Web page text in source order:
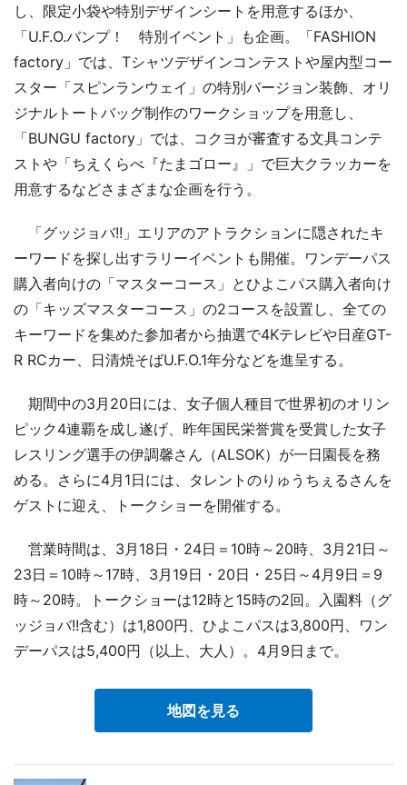
し、限定小袋や特別デザインシートを用意するほか、
「U.F.O.バンプ！ 特別イベント」も企画。「FASHION
factory」では、Tシャツデザインコンテストや屋内型コー
スター「スピンランウェイ」の特別バージョン装飾、オリ
ジナルトートバッグ制作のワークショップを用意し、
「BUNGU factory」では、コクヨが審査する文具コンテ
ストや「ちえくらべ『たまゴロー』」で巨大クラッカーを
用意するなどさまざまな企画を行う。
「グッジョバ!!」エリアのアトラクションに隠されたキ
ーワードを探し出すラリーイベントも開催。ワンデーパス
購入者向けの「マスターコース」とひよこパス購入者向け
の「キッズマスターコース」の2コースを設置し、全ての
キーワードを集めた参加者から抽選で4Kテレビや日産GT-
R RCカー、日清焼そばU.F.O.1年分などを進呈する。
期間中の3月20日には、女子個人種目で世界初のオリン
ピック4連覇を成し遂げ、昨年国民栄誉賞を受賞した女子
レスリング選手の伊調馨さん（ALSOK）が一日園長を務
める。さらに4月1日には、タレントのりゅうちぇるさんを
ゲストに迎え、トークショーを開催する。
営業時間は、3月18日・24日＝10時～20時、3月21日～
23日＝10時～17時、3月19日・20日・25日～4月9日＝9
時～20時。トークショーは12時と15時の2回。入園料（グ
ッジョバ!!含む）は1,800円、ひよこパスは3,800円、ワン
デーパスは5,400円（以上、大人）。4月9日まで。
地図を見る